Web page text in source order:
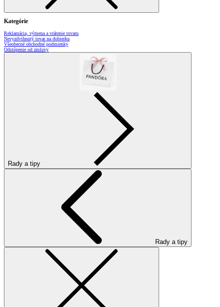
Kategórie
Reklamácia, výmena a vrátenie tovaru
Nevyzdvihnutý tovar na dobierku
Všeobecné obchodné podmienky
Odstúpenie od zmluvy
Rady a tipy
Rady a tipy